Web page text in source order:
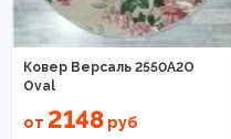
Ковер Версаль 2550A2O
Oval
от 2148 руб